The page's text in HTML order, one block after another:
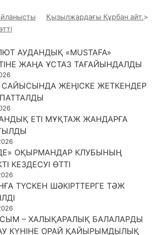
Қызылжардағы Құрбан айт.
АУДАНДЫҚ «MUSTAFA»
ЖАҢА ҰСТАЗ ТАҒАЙЫНДАЛДЫ
САЙЫСЫНДА ЖЕҢІСКЕ ЖЕТКЕНДЕР
ЕТІ МҰҚТАЖ ЖАНДАРҒА
ОҚЫРМАНДАР КЛУБЫНЫҢ
КЕЗДЕСУІ ӨТТІ
ТҮСКЕН ШӘКІРТТЕРГЕ ТӘЖ
– ХАЛЫҚАРАЛЫҚ БАЛАЛАРДЫ
КҮНІНЕ ОРАЙ ҚАЙЫРЫМДЫЛЫҚ